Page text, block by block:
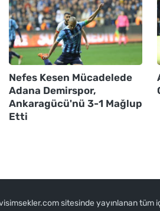
Nefes Kesen Mücadelede
Adana Demirspor,
Ankaragücü'nü 3-1 Mağlup
Etti
sitesinde yayınlanan tüm